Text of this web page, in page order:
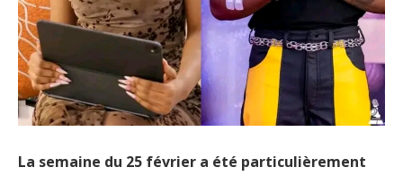
La semaine du 25 février a été particulièrement